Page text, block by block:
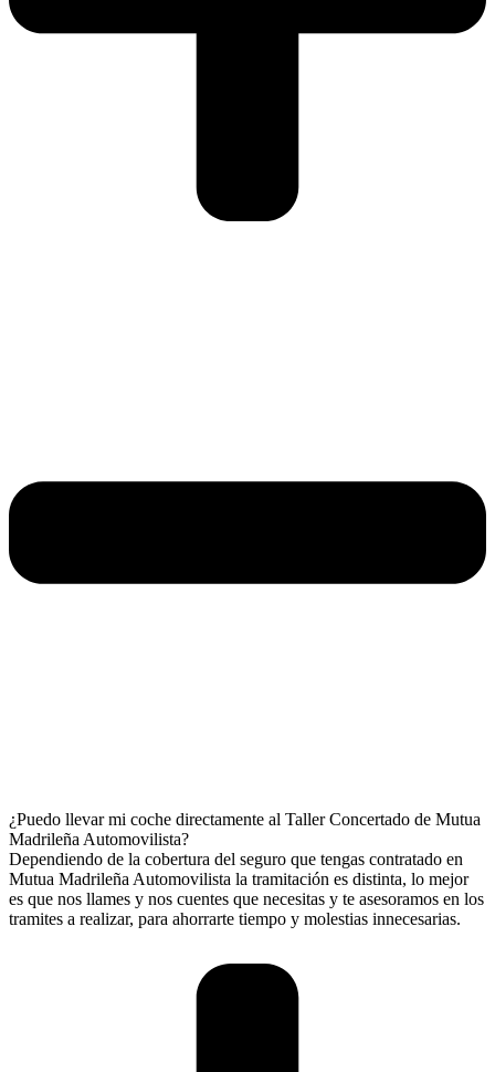
¿Puedo llevar mi coche directamente al Taller Concertado de Mutua
Madrileña Automovilista?
Dependiendo de la cobertura del seguro que tengas contratado en
Mutua Madrileña Automovilista la tramitación es distinta, lo mejor
es que nos llames y nos cuentes que necesitas y te asesoramos en los
tramites a realizar, para ahorrarte tiempo y molestias innecesarias.